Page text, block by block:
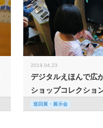
2019.04.23
デジタルえほんで広
ショップコレクショ
巡回展・展示会